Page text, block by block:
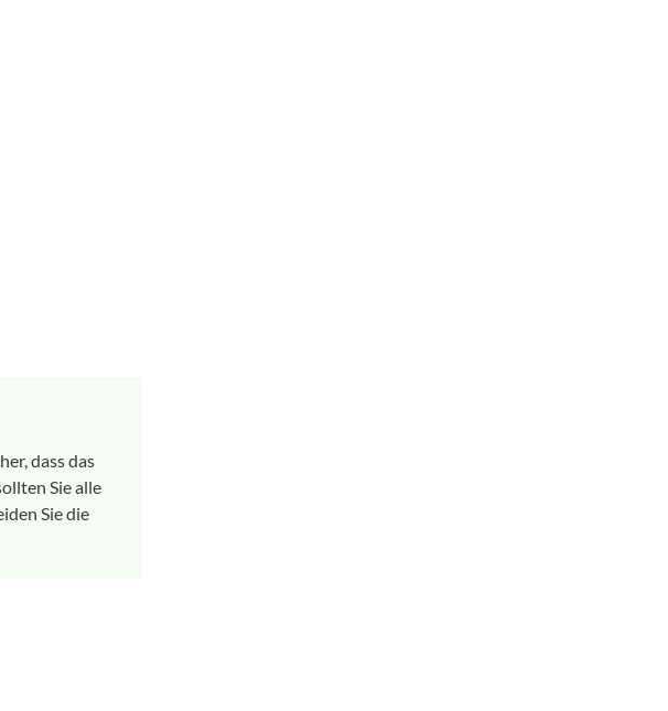
dass das
Sie alle
Sie die